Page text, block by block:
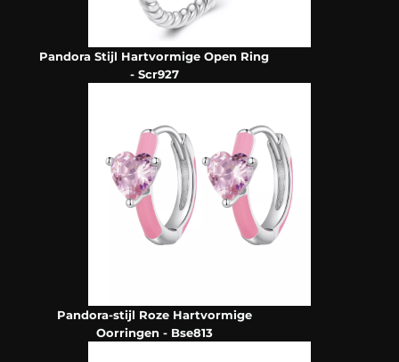
Pandora Stijl Hartvormige Open Ring
- Scr927
Pandora-stijl Roze Hartvormige
Oorringen - Bse813